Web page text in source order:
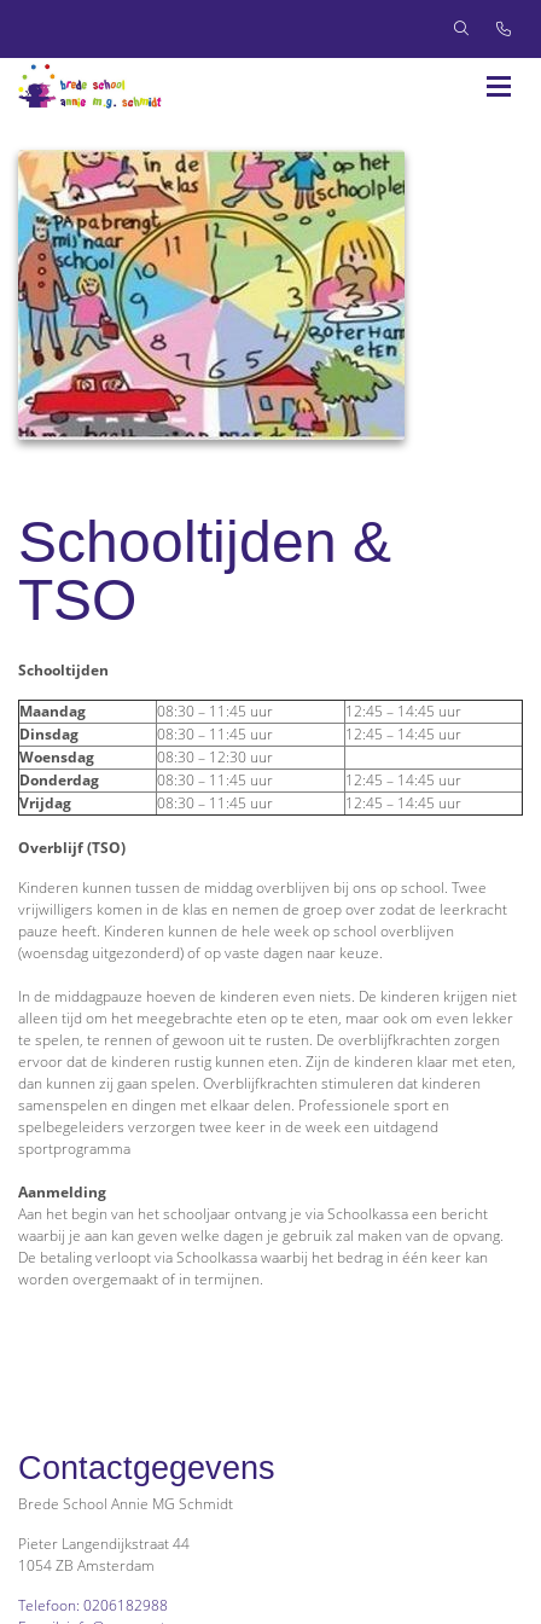
Schooltijden &
TSO
Schooltijden
Maandag
08:30 – 11:45 uur
12:45 – 14:45 uur
Dinsdag
08:30 – 11:45 uur
12:45 – 14:45 uur
Woensdag
08:30 – 12:30 uur
Donderdag
08:30 – 11:45 uur
12:45 – 14:45 uur
Vrijdag
08:30 – 11:45 uur 12:45 – 14:45 uur
Overblijf (TSO)
Kinderen kunnen tussen de middag overblijven bij ons op school. Twee
vrijwilligers komen in de klas en nemen de groep over zodat de leerkracht
pauze heeft. Kinderen kunnen de hele week op school overblijven
(woensdag uitgezonderd) of op vaste dagen naar keuze.
In de middagpauze hoeven de kinderen even niets. De kinderen krijgen niet
alleen tijd om het meegebrachte eten op te eten, maar ook om even lekker
te spelen, te rennen of gewoon uit te rusten. De overblijfkrachten zorgen
ervoor dat de kinderen rustig kunnen eten. Zijn de kinderen klaar met eten,
dan kunnen zij gaan spelen. Overblijfkrachten stimuleren dat kinderen
samenspelen en dingen met elkaar delen. Professionele sport en
spelbegeleiders verzorgen twee keer in de week een uitdagend
sportprogramma
Aanmelding
Aan het begin van het schooljaar ontvang je via Schoolkassa een bericht
waarbij je aan kan geven welke dagen je gebruik zal maken van de opvang.
De betaling verloopt via Schoolkassa waarbij het bedrag in één keer kan
worden overgemaakt of in termijnen.
Contactgegevens
Brede School Annie MG Schmidt
Pieter Langendijkstraat 44
1054 ZB Amsterdam
Telefoon: 0206182988